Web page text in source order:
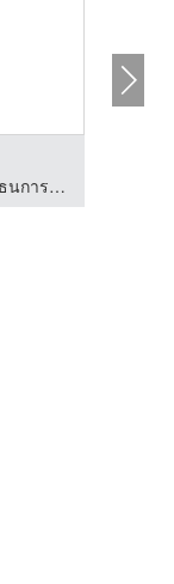
โรงหล่อพระพุทธรูปนครปฐม - พิพัฒธนการช่าง